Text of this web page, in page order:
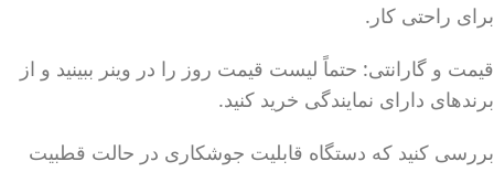
برای راحتی کار.
قیمت و گارانتی: حتماً لیست قیمت روز را در وینر ببینید و از
برندهای دارای نمایندگی خرید کنید.
بررسی کنید که دستگاه قابلیت جوشکاری در حالت قطبیت